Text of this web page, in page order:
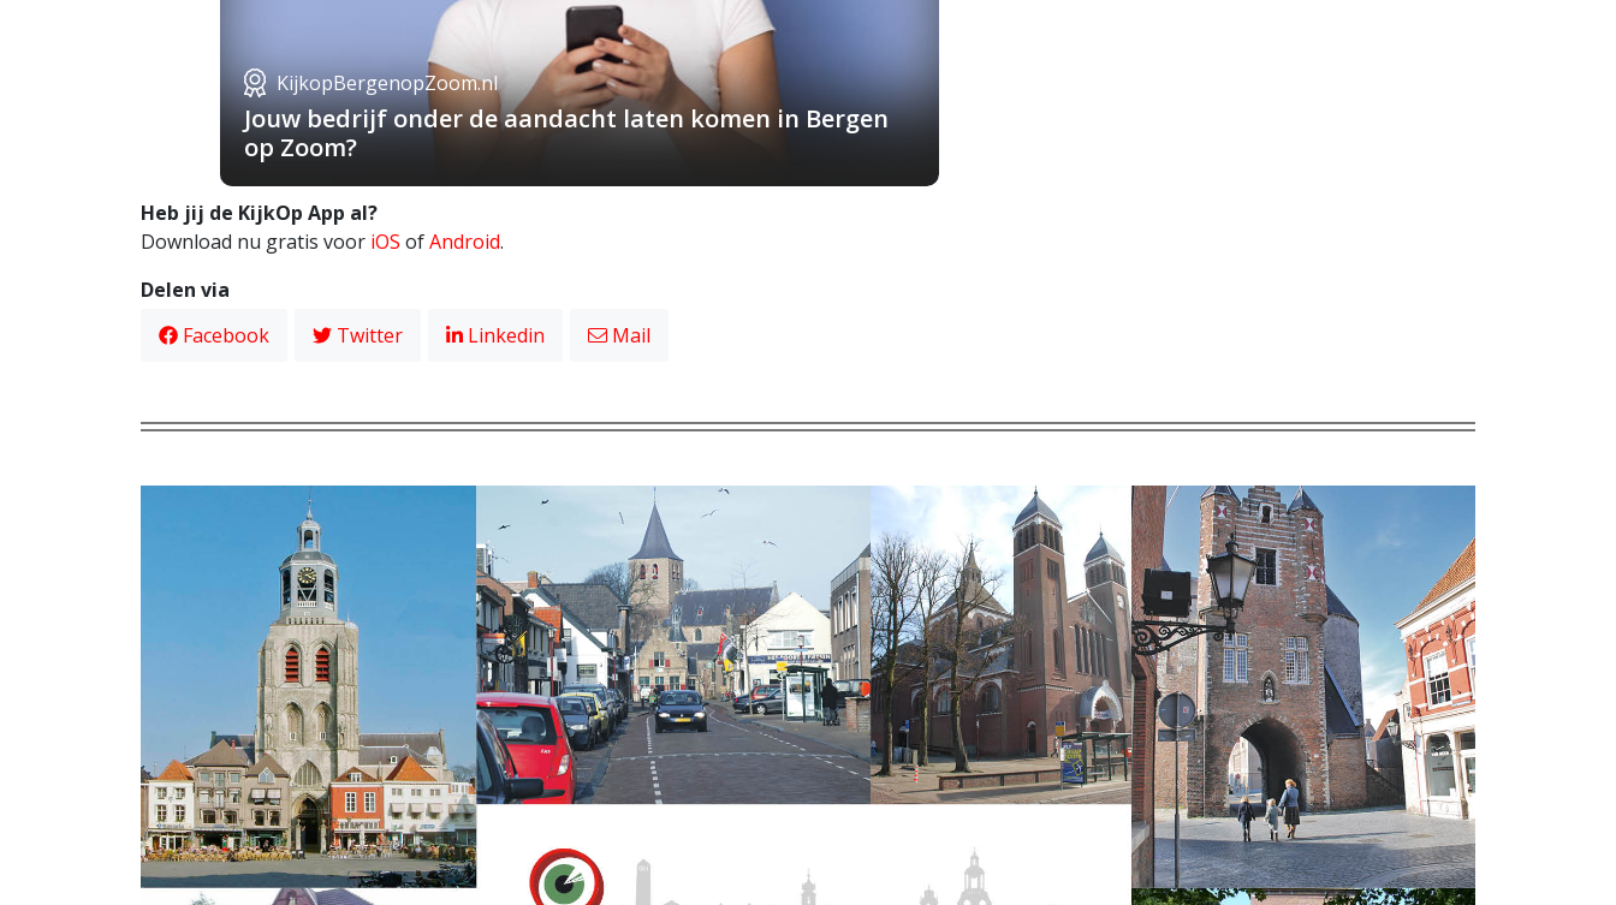
KijkopBergenopZoom.nl
Jouw bedrijf onder de aandacht laten komen in Bergen
op Zoom?
Heb jij de KijkOp App al?
Download nu gratis voor iOS ofAndroid.
Delen via
Facebook
Twitter Linkedin Mail